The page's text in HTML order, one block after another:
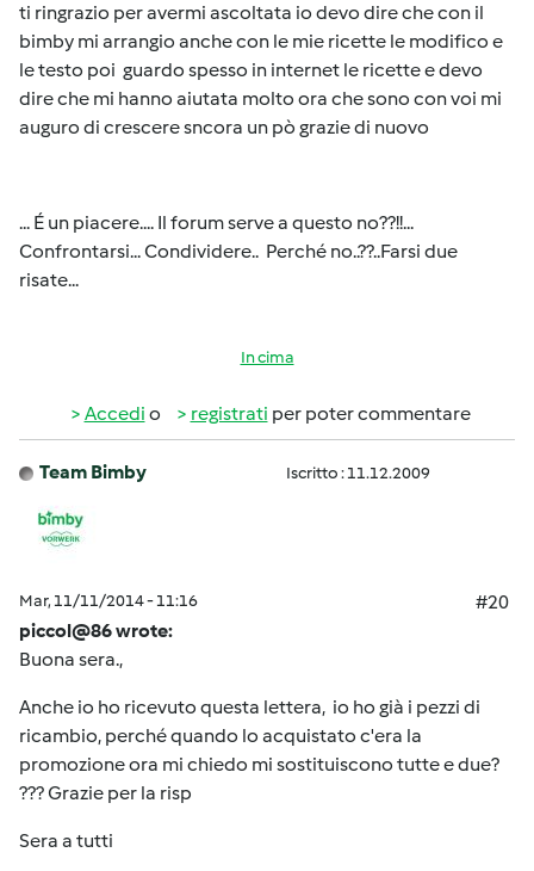
ti ringrazio per avermi ascoltata io devo dire che con il
bimby mi arrangio anche con le mie ricette le modifico e
le testo poi guardo spesso in internet le ricette e devo
dire che mi hanno aiutata molto ora che sono con voi mi
auguro di crescere sncora un pò grazie di nuovo
... É un piacere.... Il forum serve a questo no??!!...
Confrontarsi... Condividere.. Perché no..??..Farsi due
risate...
In cima
Accedi o registrati per poter commentare
Team Bimby Iscritto : 11.12.2009
Mar, 11/11/2014 - 11:16
#20
piccol@86 wrote:
Buona sera.,
Anche io ho ricevuto questa lettera, io ho già i pezzi di
ricambio, perché quando lo acquistato c'era la
promozione ora mi chiedo mi sostituiscono tutte e due?
??? Grazie per la risp
Sera a tutti